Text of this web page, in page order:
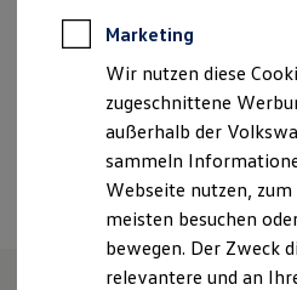
Reparatur & Service
Sommer-Special
Reparatur,
Servicetermin
Service-Vorteile
ServicePlus
Economy Service
Räder & Reifen
Ersatzfahrzeuge
Notdienst und
Software,
California App
+49 8751 86700
Termin
Marketing
Wir nutzen diese
zugeschnittene
außerhalb der
sammeln
Webseite nutzen,
meisten besuchen
bewegen. Der Zweck
relevantere und an